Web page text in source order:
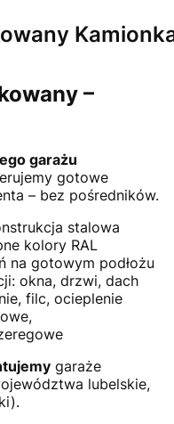
–
garażu
gotowe
– bez pośredników.
stalowa
kolory RAL
na gotowym podłożu
okna, drzwi, dach
filc, ocieplenie
garaże
lubelskie,